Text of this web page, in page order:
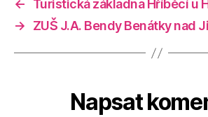
←
Turistická základna Hříběcí u
→
ZUŠ J.A. Bendy Benátky nad
Napsat